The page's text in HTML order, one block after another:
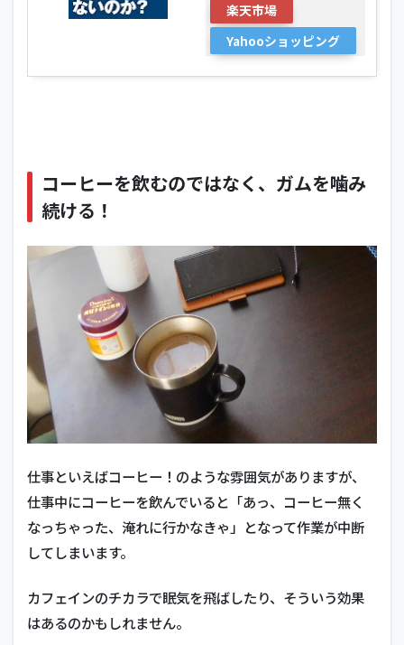
楽天市場
Yahooショッピング
コーヒーを飲むのではなく、ガムを噛み
続ける！
仕事といえばコーヒー！のような雰囲気がありますが、
仕事中にコーヒーを飲んでいると「あっ、コーヒー無く
なっちゃった、淹れに行かなきゃ」となって作業が中断
してしまいます。
カフェインのチカラで眠気を飛ばしたり、そういう効果
はあるのかもしれません。